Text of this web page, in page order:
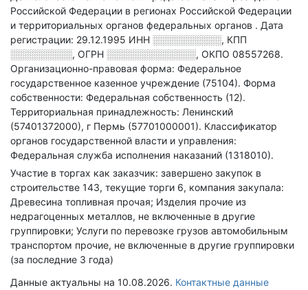
Российской Федерации в регионах Российской Федерации
и территориальных органов федеральных органов . Дата
регистрации: 29.12.1995 ИНН ░░░░░░░░░░, КПП
░░░░░░░░░, ОГРН ░░░░░░░░░░░░░, ОКПО 08557268.
Организационно-правовая форма: Федеральное
государственное казенное учреждение (75104). Форма
собственности: Федеральная собственность (12).
Территориальная принадлежность: Ленинский
(57401372000), г Пермь (57701000001). Классификатор
органов государственной власти и управления:
Федеральная служба исполнения наказаний (1318010).
Участие в торгах как заказчик: завершено закупок в
строительстве 143, текущие торги 6, компания закупала:
Древесина топливная прочая; Изделия прочие из
недрагоценных металлов, не включенные в другие
группировки; Услуги по перевозке грузов автомобильным
транспортом прочие, не включенные в другие группировки
(за последние 3 года)
Данные актуальны на 10.08.2026. Контактные данные